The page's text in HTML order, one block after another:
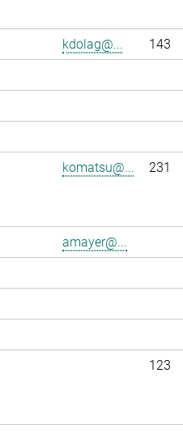
kdolag@... 143
komatsu@... 231
amayer@...
123